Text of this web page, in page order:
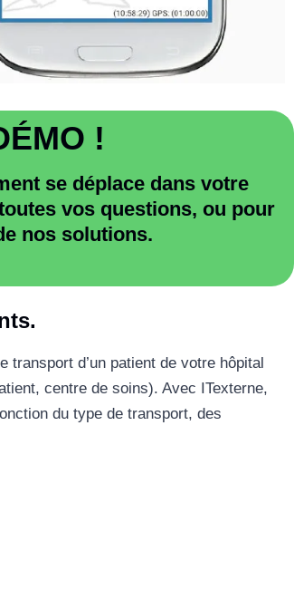
!
se déplace dans votre
vos questions, ou pour
nos solutions.
transport d’un patient de votre hôpital
centre de soins). Avec ITexterne,
du type de transport, des